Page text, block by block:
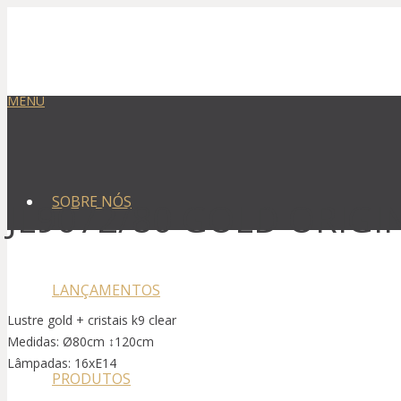
MENU
SOBRE NÓS
LANÇAMENTOS
PRODUTOS
JL9072/80 GOLD
Lustre gold + cristais k9 clear
Medidas: Ø80cm ↕120cm
Lâmpadas: 16xE14